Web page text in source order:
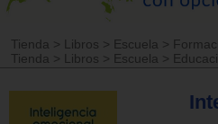
Tienda > Libros > Escuela >
Tienda
> Libros > Escuela >